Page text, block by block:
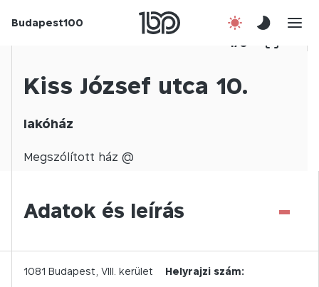
Budapest100
Csatlakozz!
1/ 0
Kiss József utca 10.
lakóház
Megszólított ház @
Adatok és leírás -
1081 Budapest, VIII. kerület
Helyrajzi szám: